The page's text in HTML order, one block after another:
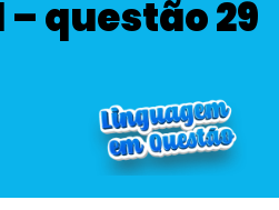
– questão 29